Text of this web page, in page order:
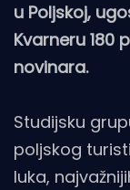
u Poljskoj,
Kvarneru 180
novinara.
Studijsku
poljskog
luka,